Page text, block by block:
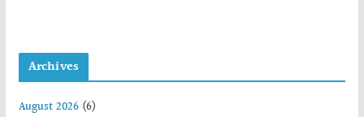
Archives
August 2026(6)